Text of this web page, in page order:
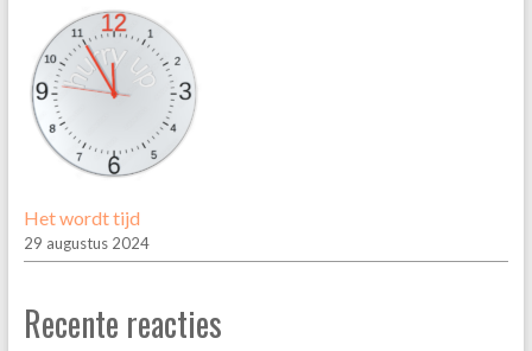
Het wordt tijd
29 augustus 2024
Recente reacties